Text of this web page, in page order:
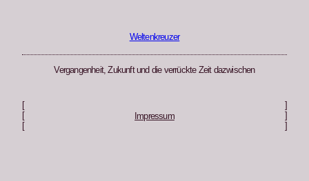
Weltenkreuzer
Vergangenheit, Zukunft und die verrückte Zeit dazwischen
Impressum